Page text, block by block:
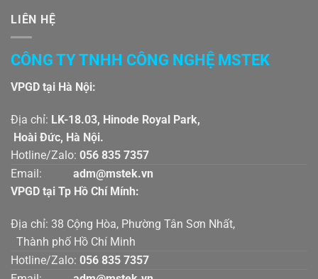
LIÊN HỆ
CÔNG TY TNHH CÔNG NGHỆ MSTEK
VPGD tại Hà Nội:
Địa chỉ: LK-18.03, Hinode Royal Park,
Hoài Đức, Hà Nội.
Hotline/Zalo: 056 835 7357
Email:
adm@mstek.vn
VPGD tại Tp Hồ Chí Mính:
Địa chỉ: 38 Cộng Hòa, Phường Tân Sơn Nhất,
Thành phố Hồ Chí Minh
Hotline/Zalo: 056 835 7357